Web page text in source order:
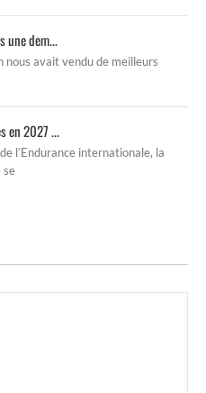
une dem...
nous avait vendu de meilleurs
en 2027 ...
l’Endurance internationale, la
se